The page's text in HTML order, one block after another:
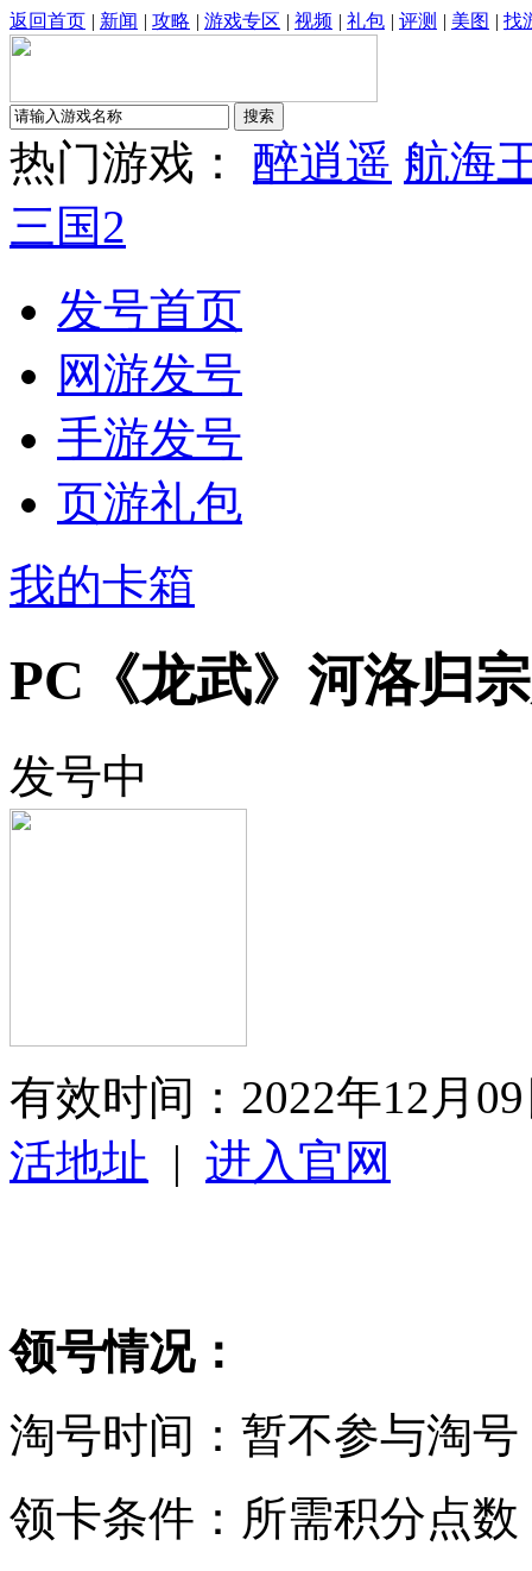
返回首页 | 新闻 | 攻略 | 游戏专区 | 视频 | 礼包 | 评测 | 美图 | 找
热门游戏： 醉逍遥 航海
三国2
发号首页
网游发号
手游发号
页游礼包
我的卡箱
PC《龙武》河洛归
发号中
有效时间： 2022年12
活地址 | 进入官网
领号情况：
淘号时间：暂不参与淘号
领卡条件：所需积分点